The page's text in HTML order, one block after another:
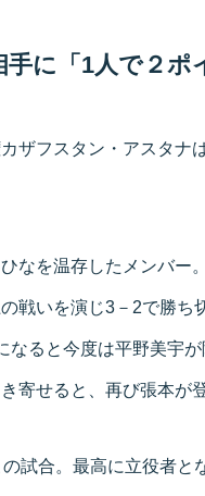
手に「1人で２ポ
ザフスタン・アスタナ
なを温存したメンバー
戦いを演じ3－2で勝ち
なると今度は平野美宇
寄せると、再び張本が
試合。最高に立役者と